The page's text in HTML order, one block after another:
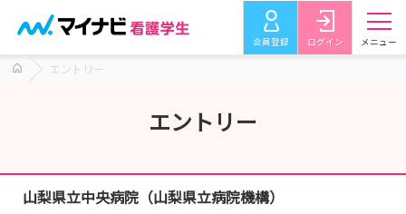
会員登録 ログイン メニュー
エントリー
エントリー
山梨県立中央病院（山梨県立病院機構）